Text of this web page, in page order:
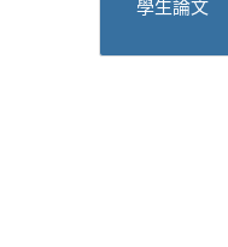
學生論文